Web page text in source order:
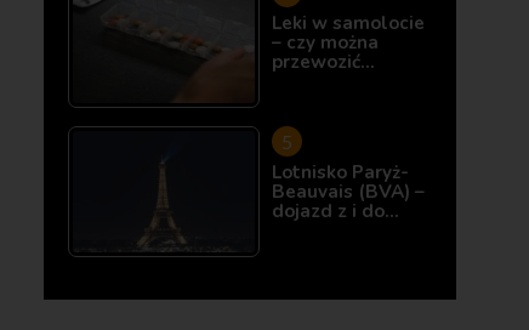
Leki w samolocie
– czy można
przewozić…
Lotnisko Paryż-
Beauvais (BVA) –
dojazd z i do…